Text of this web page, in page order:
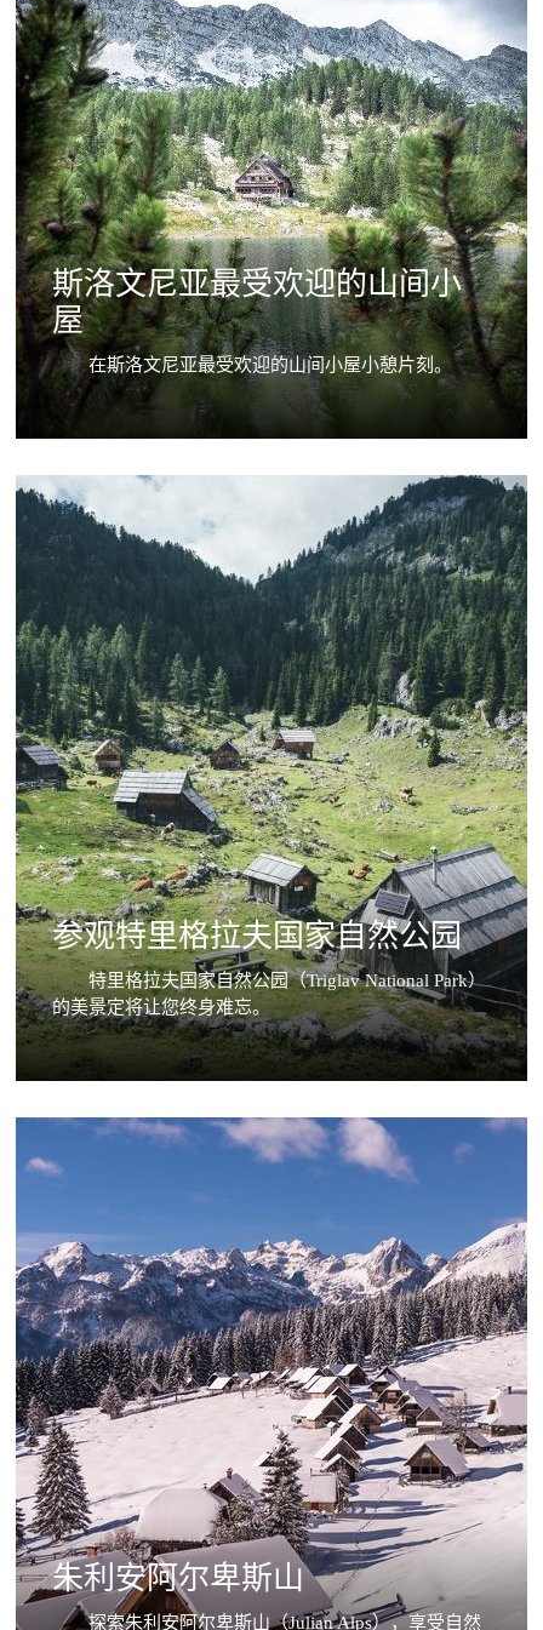
斯洛文尼亚最受欢迎的山间小
屋
在斯洛文尼亚最受欢迎的山间小屋小憩片刻。
参观特里格拉夫国家自然公园
特里格拉夫国家自然公园（Triglav National Park）
的美景定将让您终身难忘。
朱利安阿尔卑斯山
探索朱利安阿尔卑斯山（Julian Alps），享受自然